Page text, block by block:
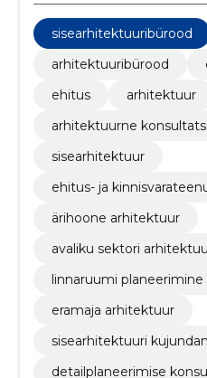
sisearhitektuuribürood
arhitektuuribürood
ehitus
arhitektuur
arhitektuurne
sisearhitektuur
ehitus- ja
ärihoone arhitektuur
avaliku sektori
linnaruumi planeerimine
eramaja arhitektuur
sisearhitektuuri
detailplaneerimise